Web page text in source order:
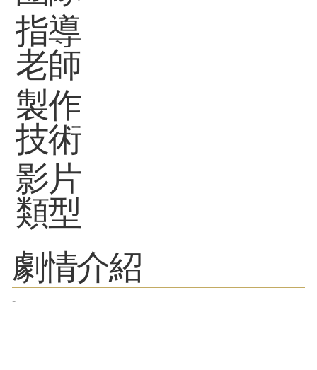
指導
老師
製作
技術
影片
類型
劇情介紹
-